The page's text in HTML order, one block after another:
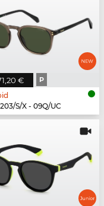
€ P
S/X - 09Q/UC